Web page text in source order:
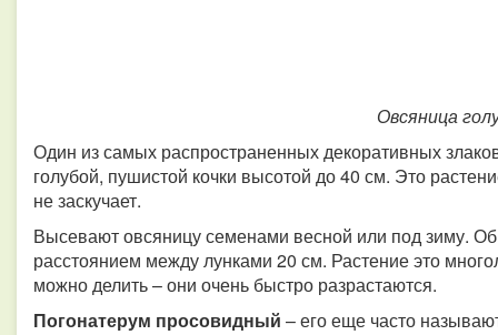
Овсяница
Один из самых распространенных декоративных
голубой, пушистой кочки высотой до 40 см. Это
не заскучает.
Высевают овсяницу семенами весной или под зиму.
расстоянием между лунками 20 см. Растение это
можно делить – они очень быстро разрастаются.
Погонатерум просовидный – его еще часто